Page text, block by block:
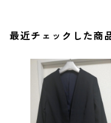
最近チェックした商